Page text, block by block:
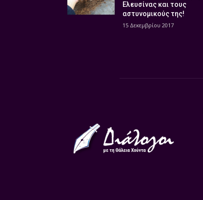
Ελευσίνας και τους
αστυνομικούς της!
15 Δεκεμβρίου 2017